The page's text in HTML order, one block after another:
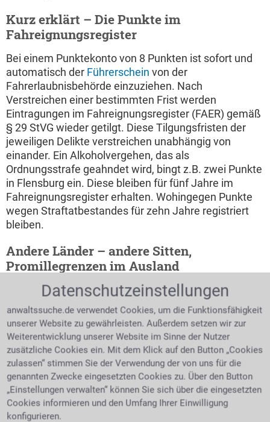
Kurz erklärt – Die Punkte im
Fahreignungsregister
Bei einem Punktekonto von 8 Punkten ist sofort und
automatisch der Führerschein von der
Fahrerlaubnisbehörde einzuziehen. Nach
Verstreichen einer bestimmten Frist werden
Eintragungen im Fahreignungsregister (FAER) gemäß
§ 29 StVG wieder getilgt. Diese Tilgungsfristen der
jeweiligen Delikte verstreichen unabhängig von
einander. Ein Alkoholvergehen, das als
Ordnungsstrafe geahndet wird, bingt z.B. zwei Punkte
in Flensburg ein. Diese bleiben für fünf Jahre im
Fahreignungsregister erhalten. Wohingegen Punkte
wegen Straftatbestandes für zehn Jahre registriert
bleiben.
Andere Länder – andere Sitten,
Promillegrenzen im Ausland
Auch im EU-Ausland
liegen die
Promillegrenzen meist
bei 0,5. Die
Bußgeldhöhe ist aber
EU-weit sehr
unterschiedlich. Diese
Grenzwerte sind ohne
Gewähr, da sie jederzeit
veränderten
Datenschutzeinstellungen
anwaltssuche.de verwendet Cookies, um die Funktionsfähigkeit
unserer Website zu gewährleisten. Außerdem setzen wir zur
Weiterentwicklung unserer Website im Sinne der Nutzer
zusätzliche Cookies ein. Mit dem Klick auf den Button „Cookies
zulassen“ stimmen Sie der Verwendung der von uns für die
genannten Zwecke eingesetzten Cookies zu. Über den Button
„Einstellungen verwalten“ können Sie sich über die eingesetzten
Cookies informieren und den Umfang Ihrer Einwilligung
konfigurieren.